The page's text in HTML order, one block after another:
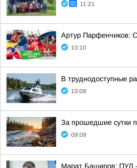
11:21
Артур Парфенчиков:
10:10
В труднодоступные
10:08
За прошедшие сутки
09:09
Марат Баширов: ПУЛ